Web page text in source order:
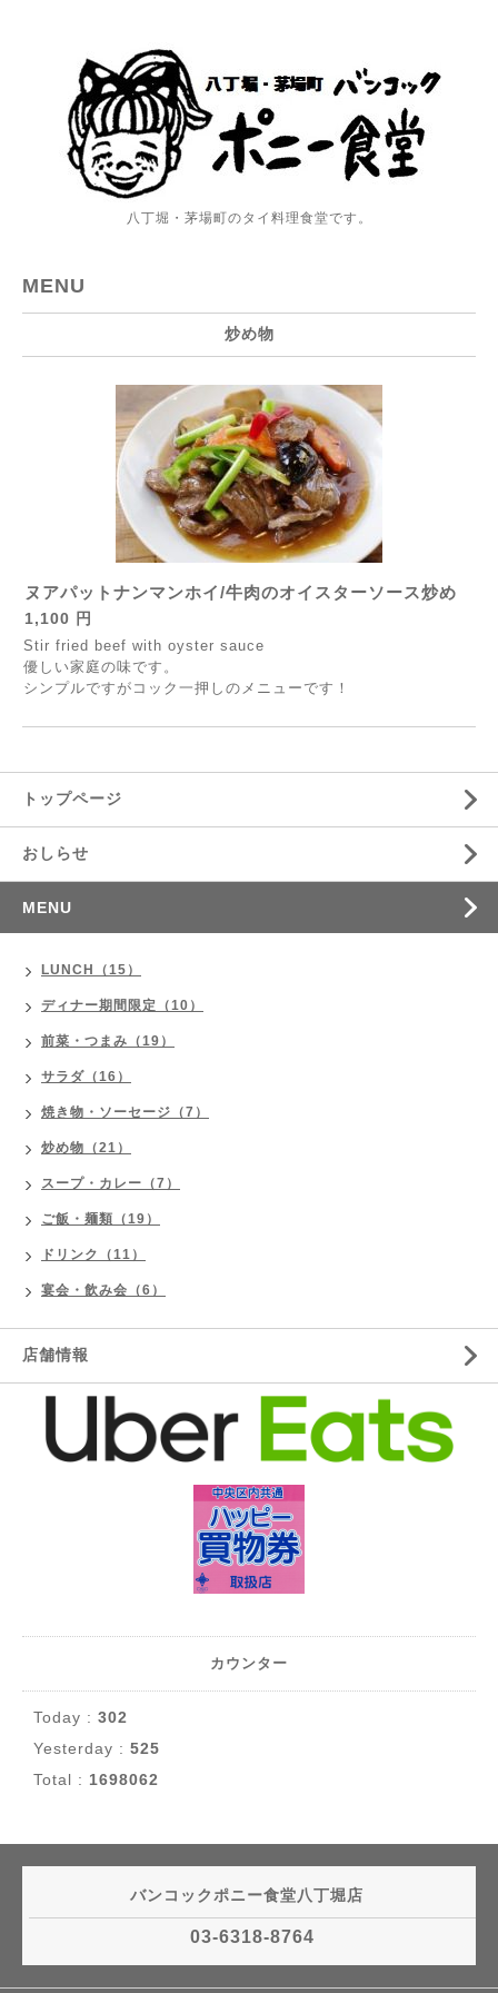
八丁堀・茅場町のタイ料理食堂です。
MENU
炒め物
ヌアパットナンマンホイ/牛肉のオイスターソース炒め
1,100 円
Stir fried beef with oyster sauce
優しい家庭の味です。
シンプルですがコック一押しのメニューです！
トップページ
おしらせ
MENU
LUNCH（15）
ディナー期間限定（10）
前菜・つまみ（19）
サラダ（16）
焼き物・ソーセージ（7）
炒め物（21）
スープ・カレー（7）
ご飯・麺類（19）
ドリンク（11）
宴会・飲み会（6）
店舗情報
カウンター
Today : 302
Yesterday : 525
Total : 1698062
バンコックポニー食堂八丁堀店
03-6318-8764